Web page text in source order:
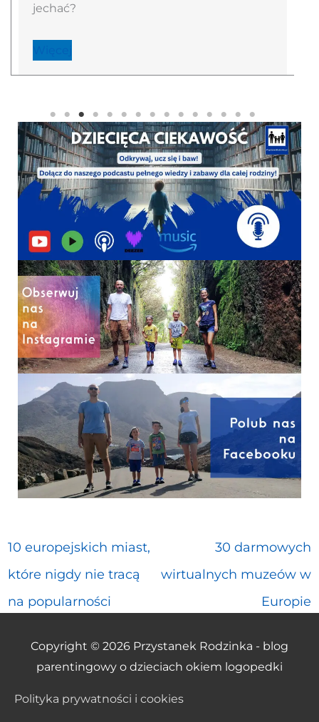
jechać?
10 europejskich miast,
które nigdy nie tracą
na popularności
30 darmowych
wirtualnych muzeów w
Europie
Copyright © 2026 Przystanek Rodzinka - blog
parentingowy o dzieciach okiem logopedki
Polityka prywatności i cookies